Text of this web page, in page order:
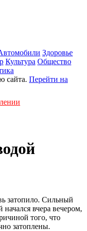
Здоровье
Культура Общество
сайта. Перейти на
затопило. Сильный
вчера вечером,
того, что
затоплены.